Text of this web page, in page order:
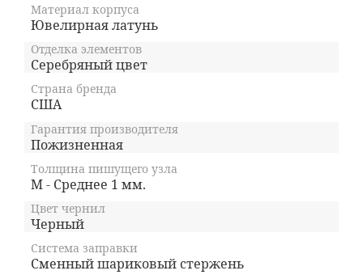
Материал корпуса
Ювелирная латунь
Отделка элементов
Серебряный цвет
Страна бренда
США
Гарантия производителя
Пожизненная
Толщина пишущего узла
M - Среднее 1 мм.
Цвет чернил
Черный
Система заправки
Сменный шариковый стержень